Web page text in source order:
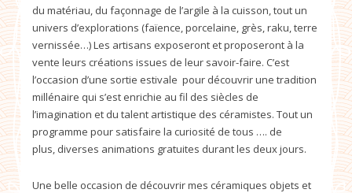
du matériau, du façonnage de l’argile à la cuisson, tout un
univers d’explorations (faïence, porcelaine, grès, raku, terre
vernissée…) Les artisans exposeront et proposeront à la
vente leurs créations issues de leur savoir-faire. C’est
l’occasion d’une sortie estivale pour découvrir une tradition
millénaire qui s’est enrichie au fil des siècles de
l’imagination et du talent artistique des céramistes. Tout un
programme pour satisfaire la curiosité de tous …. de
plus, diverses animations gratuites durant les deux jours.
Une belle occasion de découvrir mes céramiques objets et